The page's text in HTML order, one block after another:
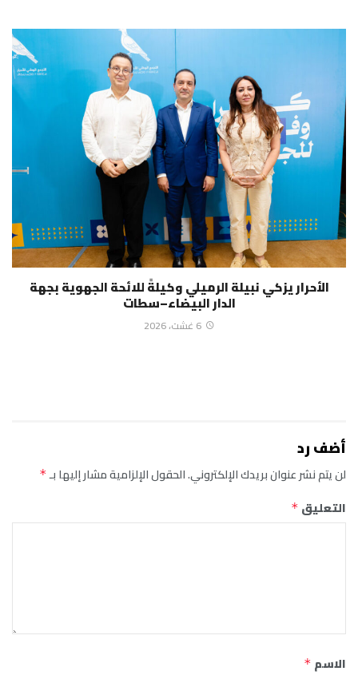
الأحرار يزكي نبيلة الرميلي وكيلةً للائحة الجهوية بجهة
الدار البيضاء–سطات
6 غشت، 2026
أضف رد
لن يتم نشر عنوان بريدك الإلكتروني.الحقول الإلزامية مشار إليها بـ*
التعليق *
الاسم *